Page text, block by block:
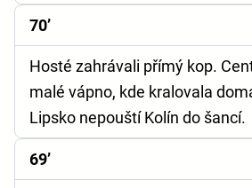
70’
Hosté zahrávali přímý kop.
malé vápno, kde kralovala
Lipsko nepouští Kolín do šancí.
69’